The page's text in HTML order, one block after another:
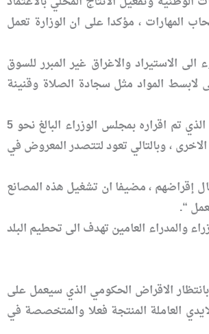
المهارات ، مؤكدا على ان الوزارة تعمل
الاستيراد والاغراق غير المبرر للسوق
لابسط المواد مثل سجادة الصلاة وقنينة
و شدد الخبير الاقتصادي حميد العقابي على ” ضرورة ان يسرع المصرف الصناعي باقراض الصناعيين العراقيين من المبلغ الذي تم اقراره بمجلس الوزراء البالغ نحو 5
، وبالتالي تعود لتتصدر المعروض في
إقراضهم ، مضيفا ان تشغيل هذه المصانع
“.
والمدراء العامين تهدف الى تحطيم البلد
الاقراض الحكومي الذي سيعمل على
العاملة المنتجة فعلا والمتخصصة في